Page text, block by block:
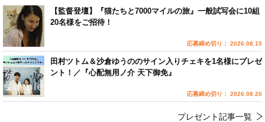
【監督登壇】『猫たちと7000マイルの旅』一般試写会に10組
20名様をご招待！
応募締め切り： 2026.08.15
田村ツトム＆沙倉ゆうののサイン入りチェキを1名様にプレゼ
ント！／『心配無用ノ介 天下御免』
応募締め切り： 2026.08.20
プレゼント記事一覧